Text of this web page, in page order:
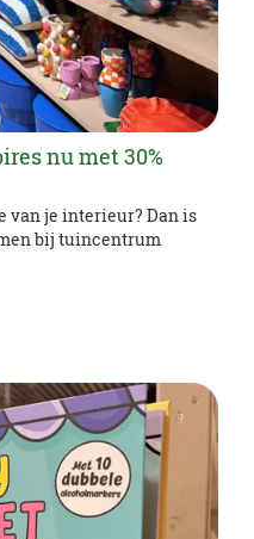
nu met 30%
van je interieur? Dan is
bij tuincentrum